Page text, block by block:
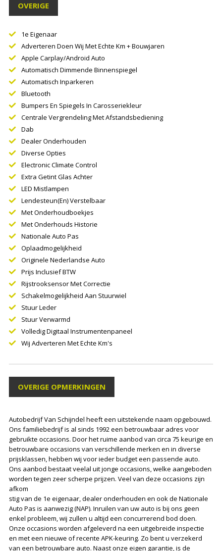
OVERIGE
1e Eigenaar
Adverteren Doen Wij Met Echte Km + Bouwjaren
Apple Carplay/Android Auto
Automatisch Dimmende Binnenspiegel
Automatisch Inparkeren
Bluetooth
Bumpers En Spiegels In Carosseriekleur
Centrale Vergrendeling Met Afstandsbediening
Dab
Dealer Onderhouden
Diverse Opties
Electronic Climate Control
Extra Getint Glas Achter
LED Mistlampen
Lendesteun(en) Verstelbaar
Met Onderhoudboekjes
Met Onderhouds Historie
Nationale Auto Pas
Oplaadmogelijkheid
Originele Nederlandse Auto
Prijs Inclusief BTW
Rijstrooksensor Met Correctie
Schakelmogelijkheid Aan Stuurwiel
Stuur Leder
Stuur Verwarmd
Volledig Digitaal Instrumentenpaneel
Wij Adverteren Met Echte Km's
OVERIGE OPMERKINGEN
Autobedrijf Van Schijndel heeft een uitstekende naam opgebouwd.
Ons familiebedrijf is al sinds 1992 een betrouwbaar adres voor
gebruikte occasions. Door het ruime aanbod van circa 75 keurige en
betrouwbare occasions van verschillende merken en in diverse
prijsklassen, hebben wij voor ieder budget een passende auto.
Ons aanbod bestaat veelal uit jonge occasions, welke aangeboden
worden tegen zeer scherpe prijzen. Veel van deze occasions zijn
afkom
stig van de 1e eigenaar, dealer onderhouden en ook de Nationale
Auto Pas is aanwezig (NAP). Inruilen van uw auto is bij ons geen
enkel probleem, wij zullen u altijd een concurrerend bod doen.
Onze occasions worden afgeleverd na een uitgebreide inspectie
en met een nieuwe of recente APK-keuring. Zo bent u verzekerd
van een betrouwbare auto. Naast onze eigen garantie, is de